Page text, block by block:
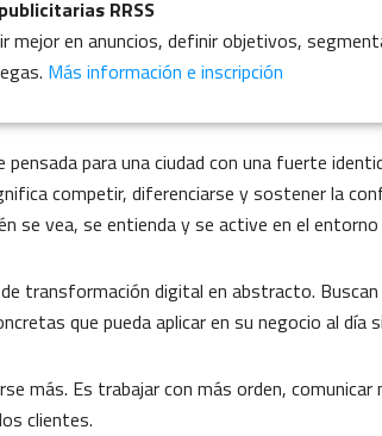
RRSS
mejor en anuncios, definir objetivos,
Más información e inscripción
para una ciudad con una fuerte
competir, diferenciarse y sostener la
se vea, se entienda y se active en el
transformación digital en abstracto.
que pueda aplicar en su negocio al día
más. Es trabajar con más orden,
clientes.